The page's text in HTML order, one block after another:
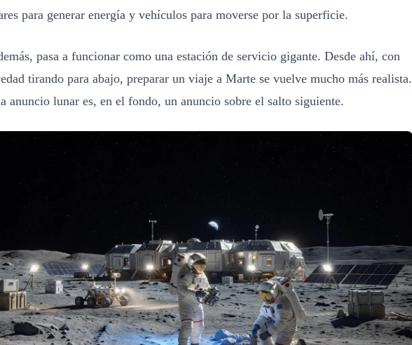
para generar energía y vehículos para moverse por la superficie.
pasa a funcionar como una estación de servicio gigante. Desde ahí, con
tirando para abajo, preparar un viaje a Marte se vuelve mucho más realista.
anuncio lunar es, en el fondo, un anuncio sobre el salto siguiente.